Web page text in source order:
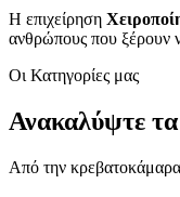
Η επιχείρηση
ανθρώπους που ξέρουν
Οι Κατηγορίες μας
Ανακαλύψτε
Από την κρεβατοκάμαρα